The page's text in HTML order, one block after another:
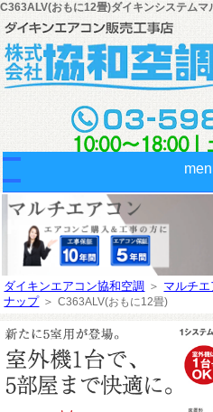
C363ALV(おもに12畳)ダイキンシステム
ダイキンエアコン協和空調 ＞ マルチ
ナップ＞C363ALV(おもに12畳)